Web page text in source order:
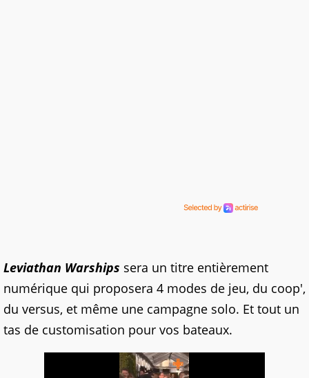
Leviathan Warships sera un titre entièrement
numérique qui proposera 4 modes de jeu, du coop',
du versus, et même une campagne solo. Et tout un
tas de customisation pour vos bateaux.